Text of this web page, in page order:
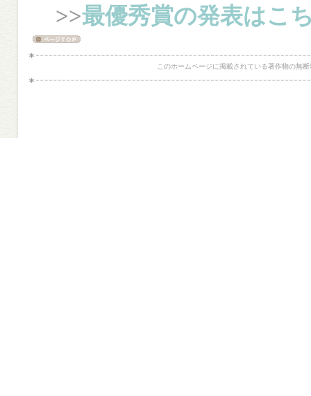
>>最優秀賞の発表はこ
このホームページに掲載されている著作物の